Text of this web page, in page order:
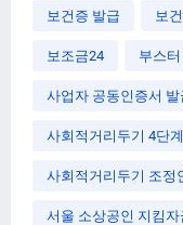
보건증 발급 보
보조금24 부스
사업자 공동인증서 발
사회적거리두기 4단계
사회적거리두기 조정
서울 소상공인 지킴자